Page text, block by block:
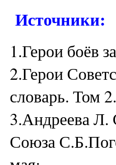
Источники:
1.Герои боёв
2.Герои
словарь. Том
3.Андреева Л.
Союза